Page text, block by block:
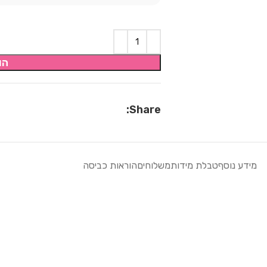
Share:
מידע נוסףטבלת מידותמשלוחיםהוראות כביסה